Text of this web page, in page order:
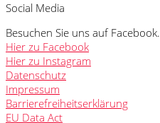
Social Media
Besuchen Sie uns auf Facebook.
Hier zu Facebook
Hier zu Instagram
Datenschutz
Impressum
Barrierefreiheitserklärung
EU Data Act